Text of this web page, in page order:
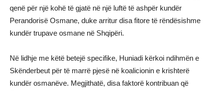
qenë për një kohë të gjatë në një luftë të ashpër kundër
Perandorisë Osmane, duke arritur disa fitore të rëndësishme
kundër trupave osmane në Shqipëri.
Në lidhje me këtë betejë specifike, Huniadi kërkoi ndihmën e
Skënderbeut për të marrë pjesë në koalicionin e krishterë
kundër osmanëve. Megjithatë, disa faktorë kontribuan që